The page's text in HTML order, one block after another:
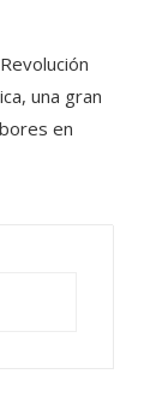
una gran
en